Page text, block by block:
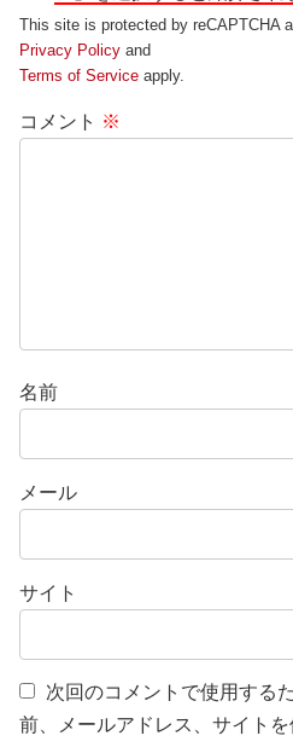
This site is protected by reCAPTCHA
Privacy Policy and
Terms of Service apply.
コメント ※
名前
メール
サイト
次回のコメントで使用する
前、メールアドレス、サイトを